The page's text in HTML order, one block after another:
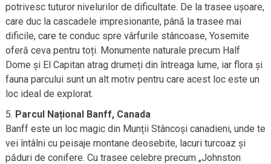
potrivesc tuturor nivelurilor de dificultate. De la trasee ușoare,
care duc la cascadele impresionante, până la trasee mai
dificile, care te conduc spre vârfurile stâncoase, Yosemite
oferă ceva pentru toți. Monumente naturale precum Half
Dome și El Capitan atrag drumeți din întreaga lume, iar flora și
fauna parcului sunt un alt motiv pentru care acest loc este un
loc ideal de explorat.
Parcul Național Banff, Canada
Banff este un loc magic din Munții Stâncoși canadieni, unde te
vei întâlni cu peisaje montane deosebite, lacuri turcoaz și
păduri de conifere. Cu trasee celebre precum „Johnston